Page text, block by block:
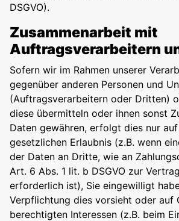
DSGVO).
Zusammenarbeit mit
Auftragsverarbeitern
Sofern wir im Rahmen unserer
gegenüber anderen Personen und
(Auftragsverarbeitern oder Dritten)
diese übermitteln oder ihnen sonst
Daten gewähren, erfolgt dies nur
gesetzlichen Erlaubnis (z.B. wenn
der Daten an Dritte, wie an
Art. 6 Abs. 1 lit. b DSGVO zur
erforderlich ist), Sie eingewilligt
Verpflichtung dies vorsieht oder auf
berechtigten Interessen (z.B. beim